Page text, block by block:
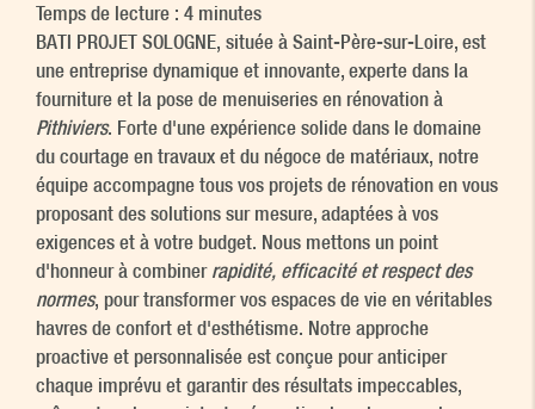
Temps de lecture : 4 minutes
BATI PROJET SOLOGNE, située à Saint-Père-sur-Loire, est
une entreprise dynamique et innovante, experte dans la
fourniture et la pose de menuiseries en rénovation à
Pithiviers. Forte d'une expérience solide dans le domaine
du courtage en travaux et du négoce de matériaux, notre
équipe accompagne tous vos projets de rénovation en vous
proposant des solutions sur mesure, adaptées à vos
exigences et à votre budget. Nous mettons un point
d'honneur à combiner rapidité, efficacité et respect des
normes, pour transformer vos espaces de vie en véritables
havres de confort et d'esthétisme. Notre approche
proactive et personnalisée est conçue pour anticiper
chaque imprévu et garantir des résultats impeccables,